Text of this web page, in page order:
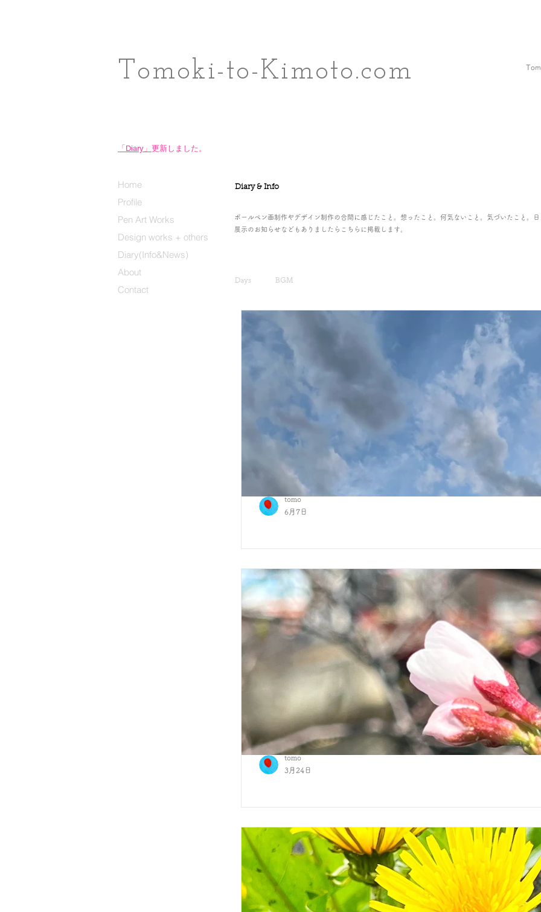
Tomoki-to-Kimoto.com
「Diary」 更新しました。
Diary & Info
ボールペン画制作やデザイン制作の合間に感じたこと。想ったこと。何気ないこと。気づいたこと。
展示のお知らせなどもありましたらこちらに掲載します。
Days BGM
雲の向こうにいる人
tomo
6月7日
息吹
tomo
3月24日
Home
Profile
Pen Art Works
Design works + others
Diary(Info&News)
About
Contact